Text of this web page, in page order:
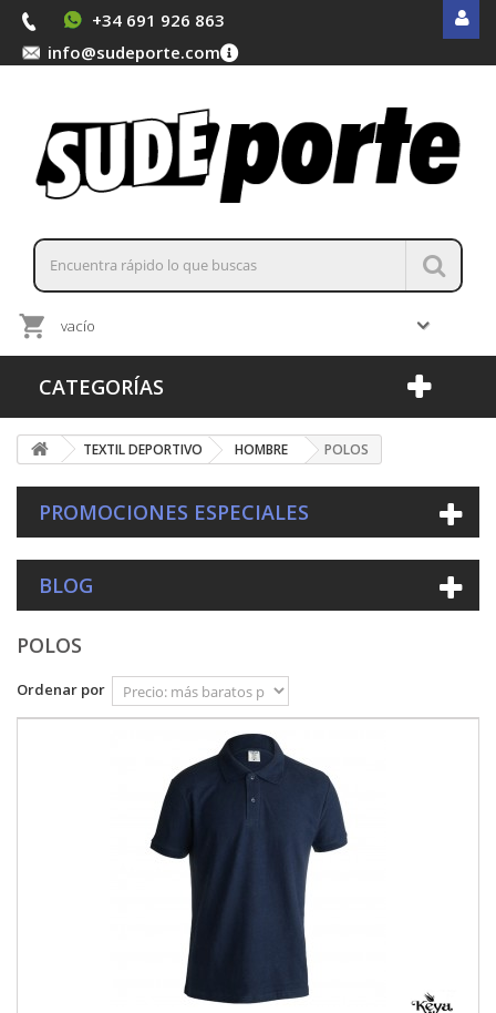
+34 691 926 863
info@sudeporte.com
vacío
CATEGORÍAS
TEXTIL DEPORTIVO HOMBRE POLOS
PROMOCIONES ESPECIALES
BLOG
POLOS
Ordenar por